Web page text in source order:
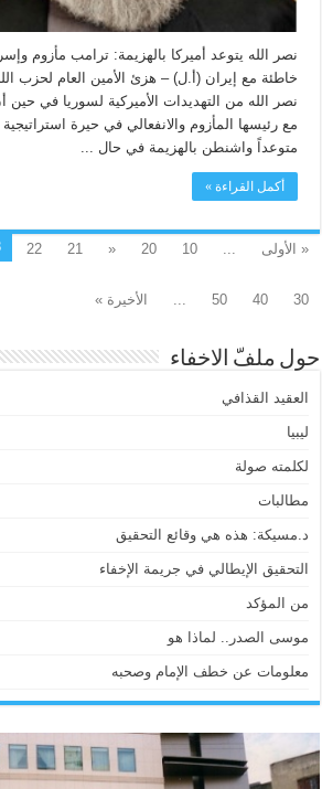
نصر الله يتوعد أميركا بالهزيمة: ترامب مأزوم
خاطئة مع إيران (أ.ل) – هزئ الأمين العام لحزب
نصر الله من التهديدات الأميركية لسوريا في حين
مع رئيسها المأزوم والانفعالي في حيرة استراتيجية
متوعداً واشنطن بالهزيمة في حال ...
أكمل القراءة »
« الأولى ...
10
20
«
21
22
30
40
50
... الأخيرة »
حول ملفّ الاخفاء
العقيد القذافي
ليبيا
لكلمته صولة
مطالبات
د.مسيكة: هذه هي وقائع التحقيق
التحقيق الإيطالي في جريمة الإخفاء
من المؤكد
موسى الصدر.. لماذا هو
معلومات عن خطف الإمام وصحبه